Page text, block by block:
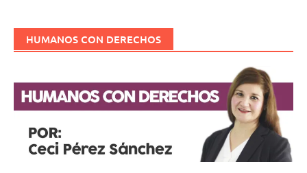
HUMANOS CON DERECHOS